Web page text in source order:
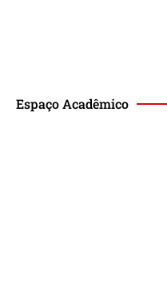
Espaço Acadêmico